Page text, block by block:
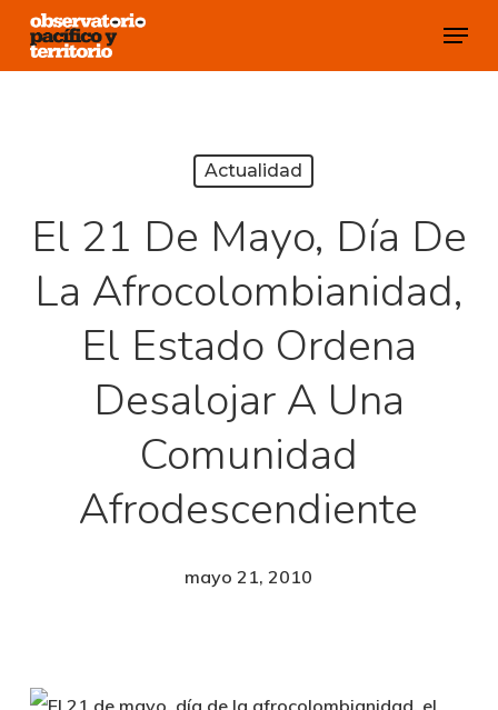
Skip
Menu
Actualidad
El 21 De Mayo, Día De
La Afrocolombianidad,
El Estado Ordena
Desalojar A Una
Comunidad
Afrodescendiente
mayo 21, 2010
Close